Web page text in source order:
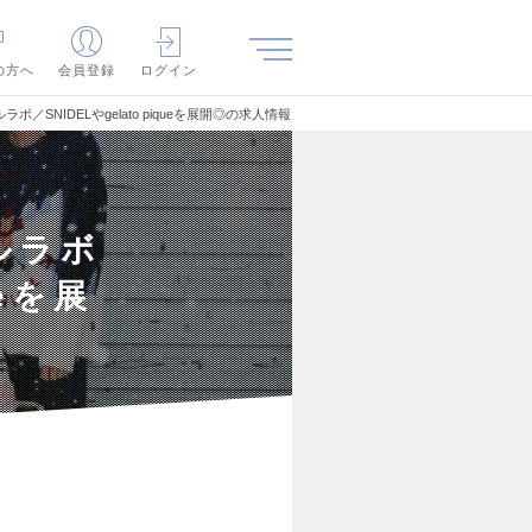
方へ 会員登録 ログイン
ラボ／SNIDELやgelato piqueを展開◎の求人情報
ラボ
展